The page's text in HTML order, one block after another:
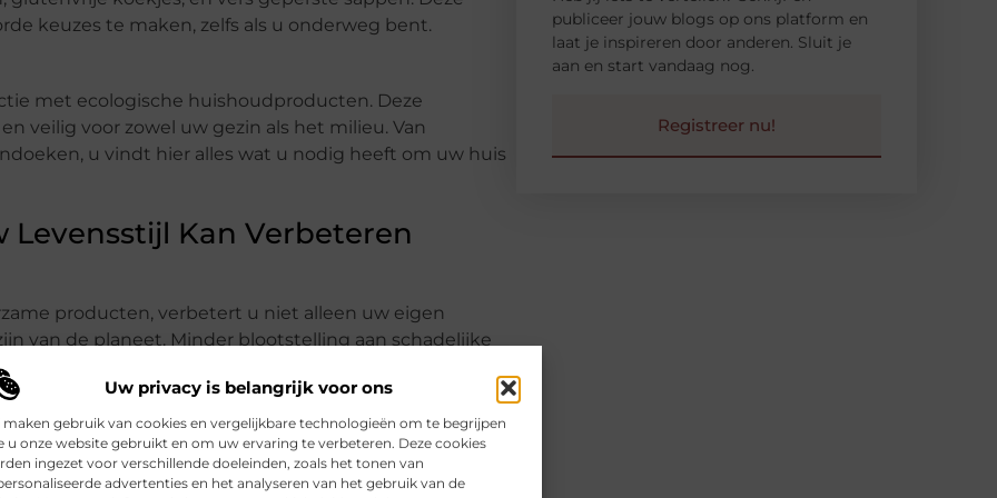
Uw privacy is belangrijk voor ons
maken gebruik van cookies en vergelijkbare technologieën om te begrijpen
u onze website gebruikt en om uw ervaring te verbeteren. Deze cookies
ingezet voor verschillende doeleinden, zoals het tonen van
advertenties en het analyseren van het gebruik van de
keuzes te maken, zelfs als u onderweg bent.
met ecologische huishoudproducten. Deze
veilig voor zowel uw gezin als het milieu. Van
u vindt hier alles wat u nodig heeft om uw huis
Kan Verbeteren
producten, verbetert u niet alleen uw eigen
van de planeet. Minder blootstelling aan schadelijke
langere levensduur.
zijn, betaalt u op de lange termijn vaak minder
milieu. Gezondere voeding kan leiden tot minder
publiceer jouw blogs op ons platform en
laat je inspireren door anderen. Sluit je
aan en start vandaag nog.
Registreer nu!